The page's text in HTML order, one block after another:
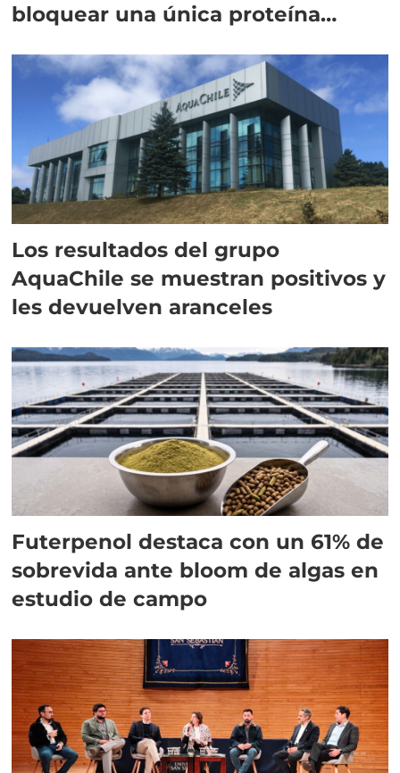
bloquear una única proteína
Los resultados del grupo
AquaChile se muestran positivos y
les devuelven aranceles
Futerpenol destaca con un 61% de
sobrevida ante bloom de algas en
estudio de campo